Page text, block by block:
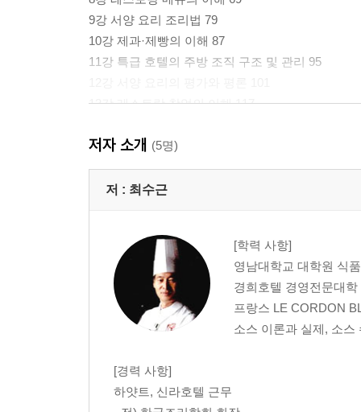
9강 서양 요리 조리법 79
10강 제과·제빵의 이해 87
11강 특급 호텔의 주방 조직 구조 및 관리 95
13강 레스토랑 창업의 이해 117
부록: 서양 조리 용어 130
외식 창업론
3강 메뉴 기획 및 분석 165
4강 사업 계획서 작성과 창업 아이템 선정 173
5강 상권 분석 및 입지 분석 183
6강 부동산 임대 및 인허가 관리 211
7강 인적 자원 관리 219
9강 레스토랑 마케팅 전략 237
10강 레스토랑 주방 공간 설계 247
저자 소개 (5명)
저 : 최수근
[학력 사항]
영남대학교 대학원 식
경희호텔 경영전문대
프랑스 LE CORDON
소스 이론과 실제, 소스
[경력 사항]
하얏트, 신라호텔 근무